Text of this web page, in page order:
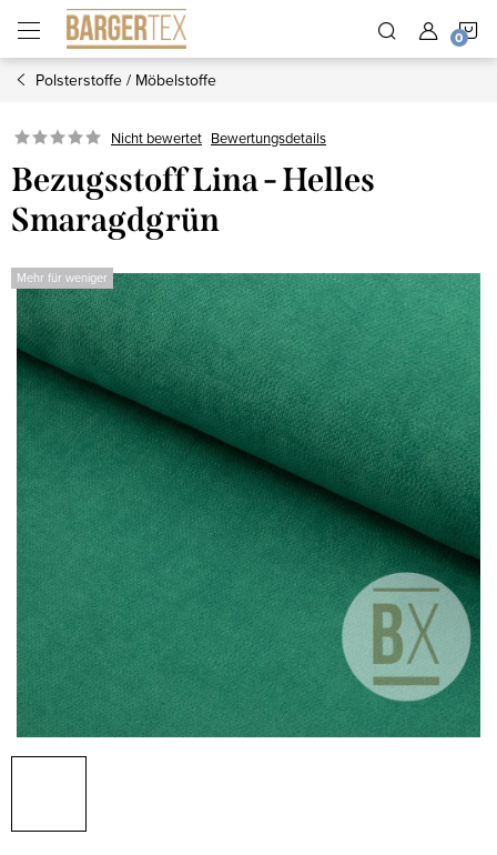
Inhalt
springen
Polsterstoffe / Möbelstoffe
Nicht bewertet Bewertungsdetails
Bezugsstoff Lina - Helles
Smaragdgrün
Mehr für weniger